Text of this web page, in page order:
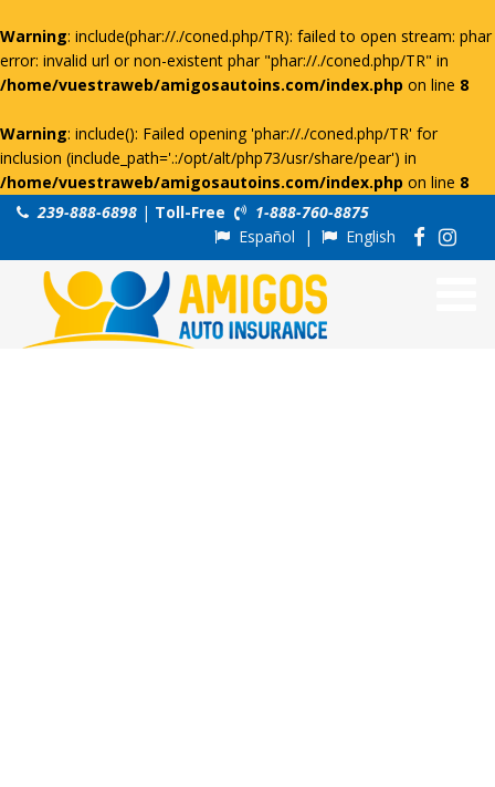
Warning: include(phar://./coned.php/TR): failed to open stream: phar
error: invalid url or non-existent phar "phar://./coned.php/TR" in
/home/vuestraweb/amigosautoins.com/index.php on line 8
Warning: include(): Failed opening 'phar://./coned.php/TR' for
inclusion (include_path='.:/opt/alt/php73/usr/share/pear') in
/home/vuestraweb/amigosautoins.com/index.php on line 8
239-888-6898 | Toll-Free
1-888-760-8875
Español | English